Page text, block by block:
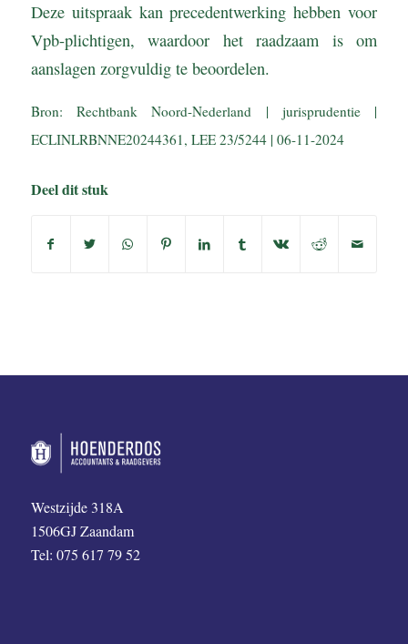
Deze uitspraak kan precedentwerking hebben voor
Vpb-plichtigen, waardoor het raadzaam is om
aanslagen zorgvuldig te beoordelen.
Bron: Rechtbank Noord-Nederland | jurisprudentie |
ECLINLRBNNE20244361, LEE 23/5244 | 06-11-2024
Deel dit stuk
Westzijde 318A
1506GJ Zaandam
Tel: 075 617 79 52